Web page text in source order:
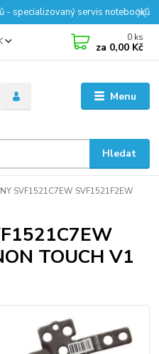
- specializovaný servis notebooků
Menu
Hledat
0 ks
za 0,00 Kč
SVF1521C7EW SVF1521F2EW
TOUCH V1